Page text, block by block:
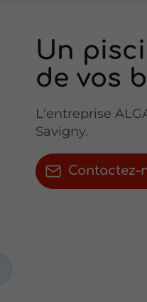
Un
de vos
L'entreprise
Savigny.
Contactez-